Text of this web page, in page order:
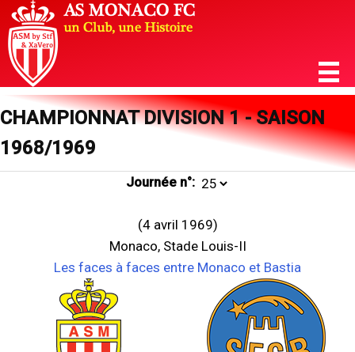
CHAMPIONNAT DIVISION 1 - SAISON
1968/1969
Journée n°:
(4 avril 1969)
Monaco, Stade Louis-II
Les faces à faces entre Monaco et Bastia